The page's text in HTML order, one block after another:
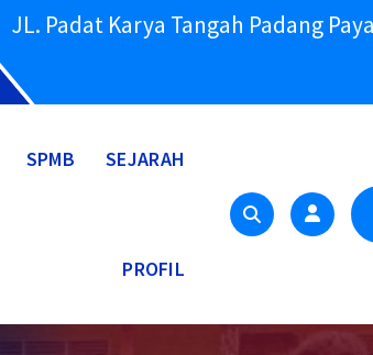
JL. Padat Karya Tangah Padang
SPMB SEJARAH
PROFIL